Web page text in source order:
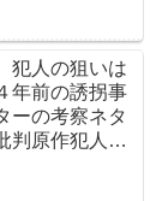
犯人の狙いは
年前の誘拐事
ーの考察ネタ
判原作犯人キ
まとめ】